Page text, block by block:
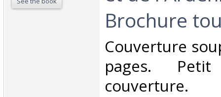
Brochure
‎Couverture
pages.
couverture.‎